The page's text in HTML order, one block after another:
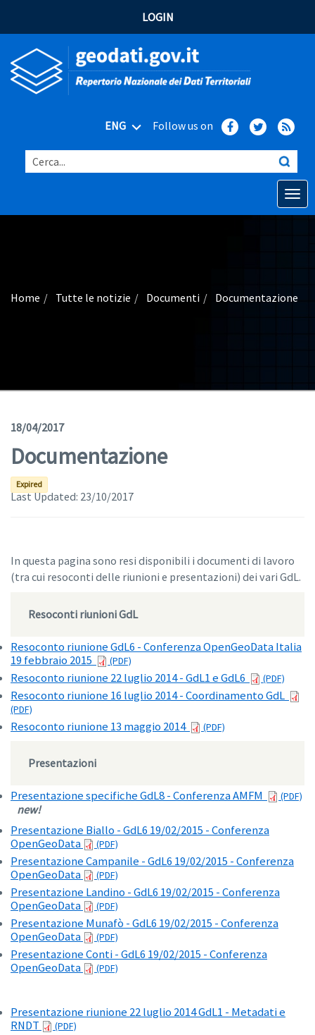
LOGIN
ENG Follow us on
Cerca...
Open
Advanced search
News
Geoviewer
Tools
Help(apre in una nuova finestra)
Home Tutte le notizie Documenti Documentazione
18/04/2017
Documentazione
Expired
Last Updated: 23/10/2017
In questa pagina sono resi disponibili i documenti di lavoro
(tra cui resoconti delle riunioni e presentazioni) dei vari GdL.
Resoconti riunioni GdL
Resoconto riunione GdL6 - Conferenza OpenGeoData Italia
19 febbraio 2015
Resoconto riunione 22 luglio 2014 - GdL1 e GdL6
Resoconto riunione 16 luglio 2014 - Coordinamento GdL
Resoconto riunione 13 maggio 2014
Presentazioni
Presentazione specifiche GdL8 - Conferenza AMFM
new!
Presentazione Biallo - GdL6 19/02/2015 - Conferenza
OpenGeoData
Presentazione Campanile - GdL6 19/02/2015 - Conferenza
OpenGeoData
Presentazione Landino - GdL6 19/02/2015 - Conferenza
OpenGeoData
Presentazione Munafò - GdL6 19/02/2015 - Conferenza
OpenGeoData
Presentazione Conti - GdL6 19/02/2015 - Conferenza
OpenGeoData
Presentazione riunione 22 luglio 2014 GdL1 - Metadati e
RNDT